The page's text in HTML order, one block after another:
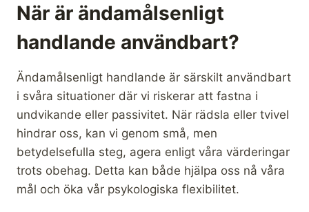
När är ändamålsenligt
handlande användbart?
Ändamålsenligt handlande är särskilt användbart
i svåra situationer där vi riskerar att fastna i
undvikande eller passivitet. När rädsla eller tvivel
hindrar oss, kan vi genom små, men
betydelsefulla steg, agera enligt våra värderingar
trots obehag. Detta kan både hjälpa oss nå våra
mål och öka vår psykologiska flexibilitet.